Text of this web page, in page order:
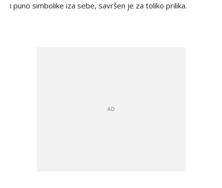
i puno simbolike iza sebe, savršen je za toliko prilika.